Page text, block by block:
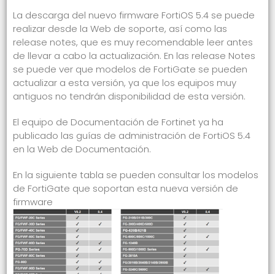
La descarga del nuevo firmware FortiOS 5.4 se puede
realizar desde laWeb de soporte, así como las
release notes, que es muy recomendable leer antes
de llevar a cabo la actualización. En las release Notes
se puede ver que modelos de FortiGate se pueden
actualizar a esta versión, ya que los equipos muy
antiguos no tendrán disponibilidad de esta versión.
El equipo de Documentación de Fortinet ya ha
publicado las guías de administración de FortiOS 5.4
en laWeb de Documentación.
En la siguiente tabla se pueden consultar los modelos
de FortiGate que soportan esta nueva versión de
firmware